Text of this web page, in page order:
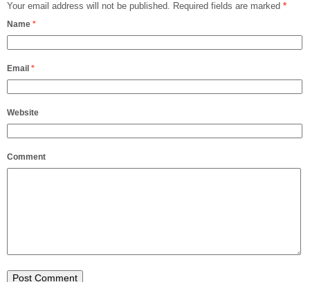
Your email address will not be published. Required fields are marked *
Name *
Email *
Website
Comment